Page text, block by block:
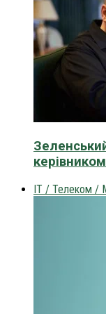
IT / Телеком /